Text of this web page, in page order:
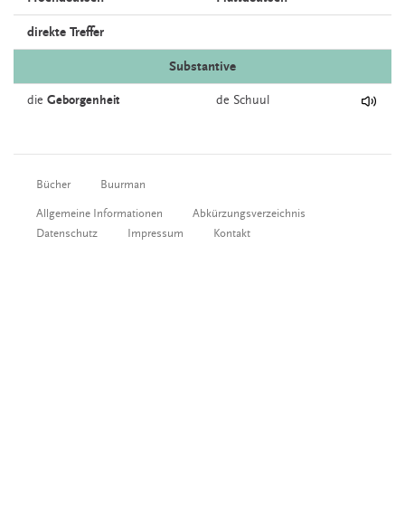
direkte Treffer
Substantive
die Geborgenheit de Schuul
Bücher Buurman
Allgemeine Informationen
Abkürzungsverzeichnis
Datenschutz
Impressum Kontakt